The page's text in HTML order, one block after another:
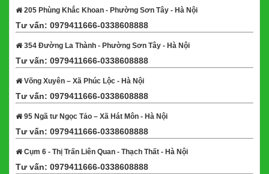
205 Phùng Khắc Khoan - Phường Sơn Tây - Hà Nội
Tư vấn: 0979411666-0338608888
354 Đường La Thành - Phường Sơn Tây - Hà Nội
Tư vấn: 0979411666-0338608888
Võng Xuyên – Xã Phúc Lộc - Hà Nội
Tư vấn: 0979411666-0338608888
95 Ngã tư Ngọc Tảo – Xã Hát Môn - Hà Nội
Tư vấn: 0979411666-0338608888
Cụm 6 - Thị Trấn Liên Quan - Thạch Thất - Hà Nội
Tư vấn: 0979411666-0338608888